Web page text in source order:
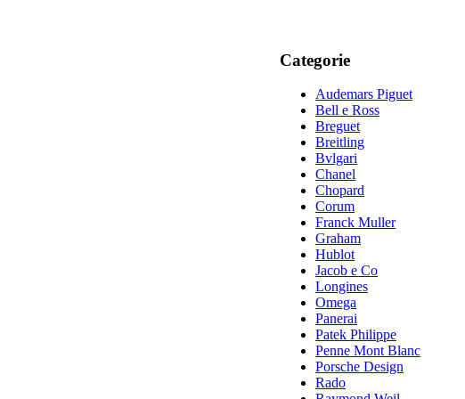
Categorie
Audemars Piguet
Bell e Ross
Breguet
Breitling
Bvlgari
Chanel
Chopard
Corum
Franck Muller
Graham
Hublot
Jacob e Co
Longines
Omega
Panerai
Patek Philippe
Penne Mont Blanc
Porsche Design
Rado